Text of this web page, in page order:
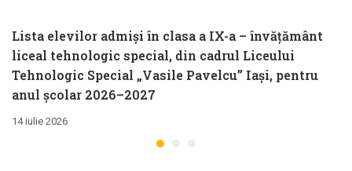
Lista elevilor admiși în clasa a IX-a – învățământ
liceal tehnologic special, din cadrul Liceului
Tehnologic Special „Vasile Pavelcu” Iași, pentru
anul școlar 2026–2027
14 iulie 2026